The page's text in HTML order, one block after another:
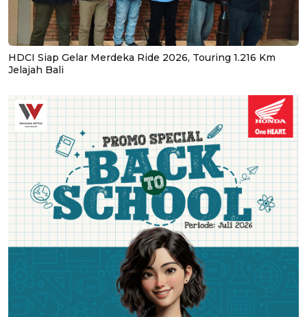
HDCI Siap Gelar Merdeka Ride 2026, Touring 1.216 Km
Jelajah Bali